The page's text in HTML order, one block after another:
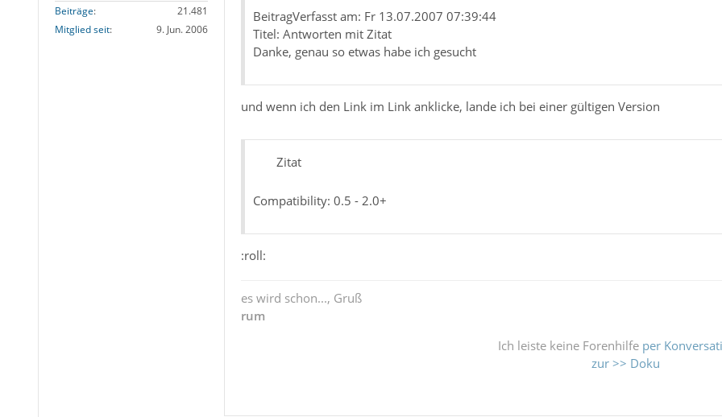
Beiträge
21.481
Mitglied seit
9. Jun. 2006
BeitragVerfasst am: Fr 13.07.2007 07:39:44
Titel: Antworten mit Zitat
Danke, genau so etwas habe ich gesucht
und wenn ich den Link im Link anklicke, lande ich bei einer gültigen Version
Zitat
Compatibility: 0.5 - 2.0+
:roll:
es wird schon..., Gruß
rum
Ich leiste keine Forenhilfe per
zur >> Doku